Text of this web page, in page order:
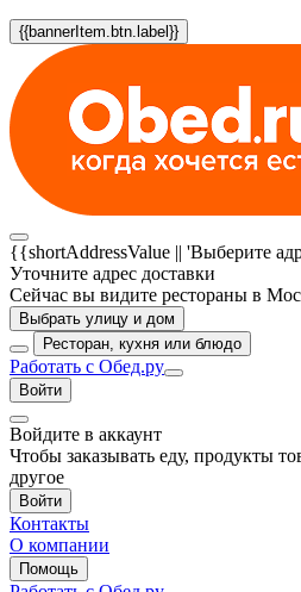
{{bannerItem.btn.label}}
{{shortAddressValue || 'Выберите
Уточните адрес доставки
Сейчас вы видите рестораны в
Выбрать улицу и дом
Ресторан, кухня или блюдо
Работать с Обед.ру
Войти
Войдите в аккаунт
Чтобы заказывать еду, продукты
другое
Войти
Контакты
О компании
Помощь